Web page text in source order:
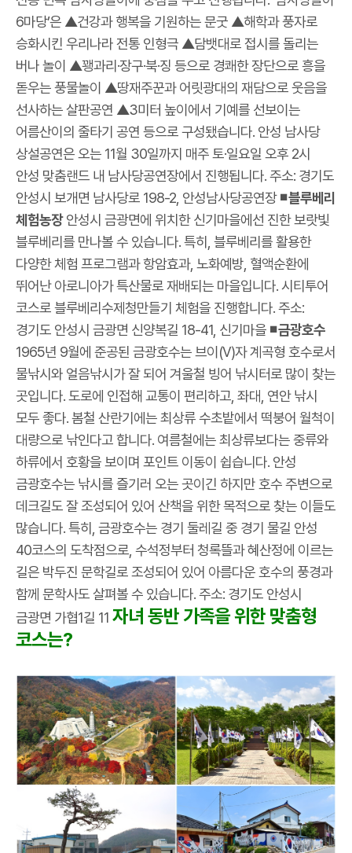
6마당’은 ▲건강과 행복을 기원하는 문굿 ▲해학과 풍자로
승화시킨 우리나라 전통 인형극 ▲담뱃대로 접시를 돌리는
버나 놀이 ▲꽹과리·장구·북·징 등으로 경쾌한 장단으로 흥을
돋우는 풍물놀이 ▲땅재주꾼과 어릿광대의 재담으로 웃음을
선사하는 살판공연 ▲3미터 높이에서 기예를 선보이는
어름산이의 줄타기 공연 등으로 구성됐습니다. 안성 남사당
상설공연은 오는 11월 30일까지 매주 토·일요일 오후 2시
안성 맞춤랜드 내 남사당공연장에서 진행됩니다. 주소: 경기도
안성시 보개면 남사당로 198-2, 안성남사당공연장◾ 블루베리
체험농장안성시 금광면에 위치한 신기마을에선 진한 보랏빛
블루베리를 만나볼 수 있습니다. 특히, 블루베리를 활용한
다양한 체험 프로그램과 항암효과, 노화예방, 혈액순환에
뛰어난 아로니아가 특산물로 재배되는 마을입니다. 시티투어
코스로 블루베리수제청만들기 체험을 진행합니다. 주소:
경기도 안성시 금광면 신양복길 18-41, 신기마을 ◾ 금광호수
1965년 9월에 준공된 금광호수는 브이(V)자 계곡형 호수로서
물낚시와 얼음낚시가 잘 되어 겨울철 빙어 낚시터로 많이 찾는
곳입니다. 도로에 인접해 교통이 편리하고, 좌대, 연안 낚시
모두 좋다. 봄철 산란기에는 최상류 수초밭에서 떡붕어 월척이
대량으로 낚인다고 합니다. 여름철에는 최상류보다는 중류와
하류에서 호황을 보이며 포인트 이동이 쉽습니다. 안성
금광호수는 낚시를 즐기러 오는 곳이긴 하지만 호수 주변으로
데크길도 잘 조성되어 있어 산책을 위한 목적으로 찾는 이들도
많습니다. 특히, 금광호수는 경기 둘레길 중 경기 물길 안성
40코스의 도착점으로, 수석정부터 청록뜰과 혜산정에 이르는
길은 박두진 문학길로 조성되어 있어 아름다운 호수의 풍경과
함께 문학사도 살펴볼 수 있습니다. 주소: 경기도 안성시
금광면 가협1길 11 자녀 동반 가족을 위한 맞춤형
코스는?